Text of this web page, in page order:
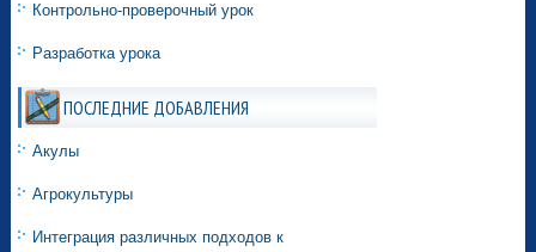
Контрольно-проверочный урок
Разработка урока
ПОСЛЕДНИЕ ДОБАВЛЕНИЯ
Акулы
Агрокультуры
Интеграция различных подходов к